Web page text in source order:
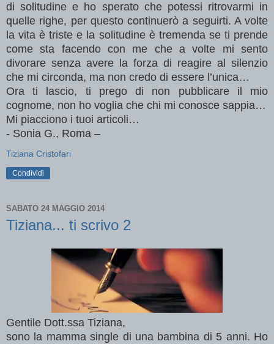
di solitudine e ho sperato che potessi ritrovarmi in
quelle righe, per questo continuerò a seguirti. A volte
la vita è triste e la solitudine è tremenda se ti prende
come sta facendo con me che a volte mi sento
divorare senza avere la forza di reagire al silenzio
che mi circonda, ma non credo di essere l’unica…
Ora ti lascio, ti prego di non pubblicare il mio
cognome, non ho voglia che chi mi conosce sappia…
Mi piacciono i tuoi articoli…
- Sonia G., Roma –
Tiziana Cristofari
Condividi
SABATO 24 MAGGIO 2014
Tiziana... ti scrivo 2
Gentile Dott.ssa Tiziana,
sono la mamma single di una bambina di 5 anni. Ho